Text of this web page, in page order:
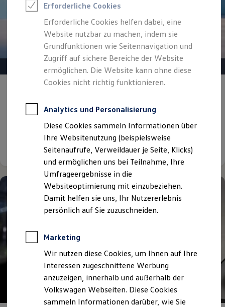
Elektroauto Leasing
Kleinwagen-Leasing
Leasing ohne Anzahlung
Finanzierung
Autokredit mit Schlussrate
Versicherungen und Garantien
Kfz-Versicherung
Restschuldversicherungen
Garantien
Professional Class bei Volkswagen
Behörden
Direktkunden
Sonderfahrzeuge
Anpfiff zum Gewinn
Elektromobilität
Elektroautos
ID. Tutorials
Elektrofahrzeugkonzepte
ID. EVERY1
Reichweite
Rekuperation
Laden unterwegs
Laden Zuhause
Ladestationen finden
Ladezeitensimulator
Batterie
Sicherheit
Gepflegt, geprüft und für gut befunden.
Volkswagen Zertifizierte
Gebrauchtwagen.
Details ansehen
Erforderliche Cookies
Erforderliche Cookies helfen dabei, eine
Website nutzbar zu machen, indem sie
Grundfunktionen wie Seitennavigation und
Zugriff auf sichere Bereiche der Website
ermöglichen. Die Website kann ohne diese
Cookies nicht richtig funktionieren.
Analytics und Personalisierung
Diese Cookies sammeln Informationen über
Ihre Websitenutzung (beispielsweise
Seitenaufrufe, Verweildauer je Seite, Klicks)
und ermöglichen uns bei Teilnahme, Ihre
Umfrageergebnisse in die
Websiteoptimierung mit einzubeziehen.
Damit helfen sie uns, Ihr Nutzererlebnis
persönlich auf Sie zuzuschneiden.
Marketing
Wir nutzen diese Cookies, um Ihnen auf Ihre
Interessen zugeschnittene Werbung
anzuzeigen, innerhalb und außerhalb der
Volkswagen Webseiten. Diese Cookies
sammeln Informationen darüber, wie Sie